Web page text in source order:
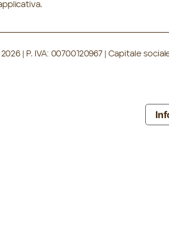
| P. IVA: 00700120967 | Capitale